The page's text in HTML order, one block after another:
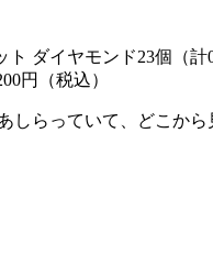
ダイヤモンド23個（
円（税込）
らっていて、どこから